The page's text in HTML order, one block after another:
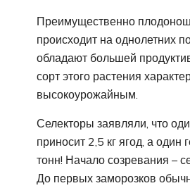
Преимущественно
происходит на однолетних
обладают большей
сорт этого растения
высокоурожайным.
Селекторы заявляли, что
приносит 2,5 кг ягод, а один
тонн! Начало созревания –
До первых заморозков